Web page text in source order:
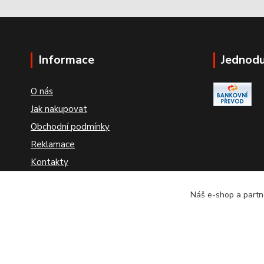
Informace
O nás
Jak nakupovat
Obchodní podmínky
Reklamace
Kontakty
VE DNECH 25 AŽ 28.2.2022 BUDE PROBÍHAT
Náš e-shop a